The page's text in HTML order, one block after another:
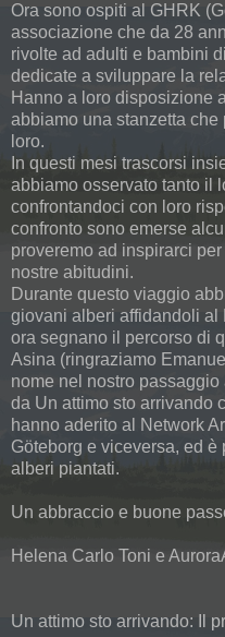
Ora sono ospiti al GHRK
associazione che da 28
rivolte ad adulti e bambini
dedicate a sviluppare la
Hanno a loro disposizione
abbiamo una stanzetta
loro.
In questi mesi trascorsi
abbiamo osservato tanto il
confrontandoci con loro
confronto sono emerse
proveremo ad inspirarci
nostre abitudini.
Durante questo viaggio
giovani alberi affidandoli al
ora segnano il percorso di
Asina (ringraziamo
nome nel nostro
da Un attimo sto arrivando
hanno aderito al Network
Göteborg e viceversa, ed
alberi piantati.
Un abbraccio e buone
Helena Carlo Toni e
Un attimo sto arrivando: Il